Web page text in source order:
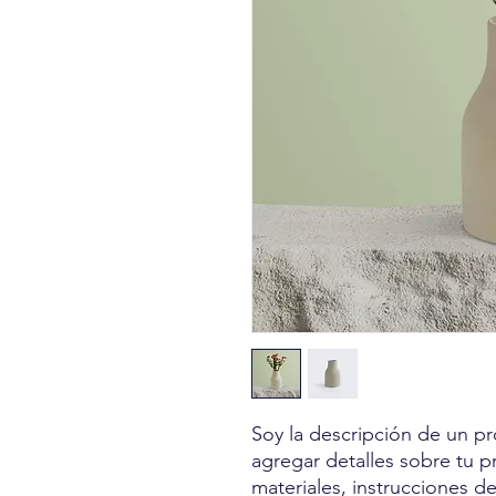
Soy la descripción de un
agregar detalles sobre tu
materiales, instrucciones